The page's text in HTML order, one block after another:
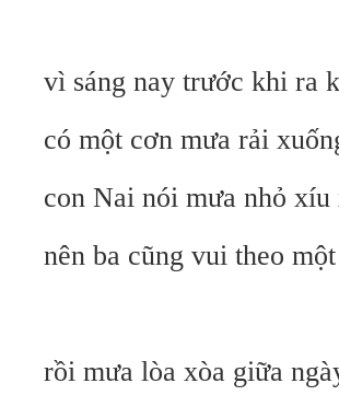
vì sáng nay trước khi ra
có một cơn mưa rải
con Nai nói mưa nhỏ
nên ba cũng vui theo
rồi mưa lòa xòa giữa